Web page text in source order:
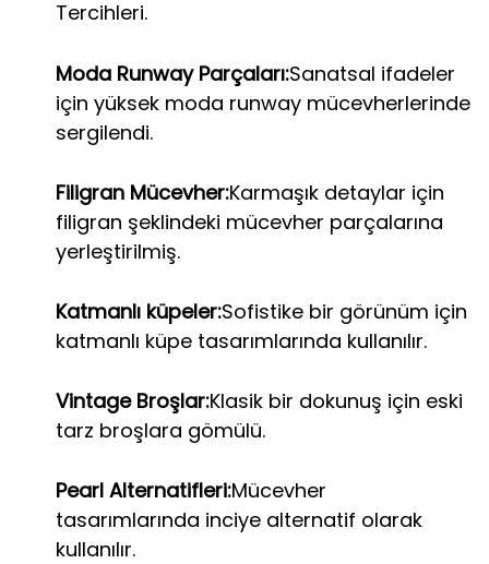
Tercihleri.
Moda Runway Parçaları:Sanatsal ifadeler
için yüksek moda runway mücevherlerinde
sergilendi.
Filigran Mücevher:Karmaşık detaylar için
filigran şeklindeki mücevher parçalarına
yerleştirilmiş.
Katmanlı küpeler:Sofistike bir görünüm için
katmanlı küpe tasarımlarında kullanılır.
Vintage Broşlar:Klasik bir dokunuş için eski
tarz broşlara gömülü.
Pearl Alternatifleri:Mücevher
tasarımlarında inciye alternatif olarak
kullanılır.